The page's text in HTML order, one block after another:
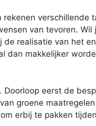
verschillende
van tevoren.
realisatie van het
dan makkelijker
eerst de
groene
erbij te pakken